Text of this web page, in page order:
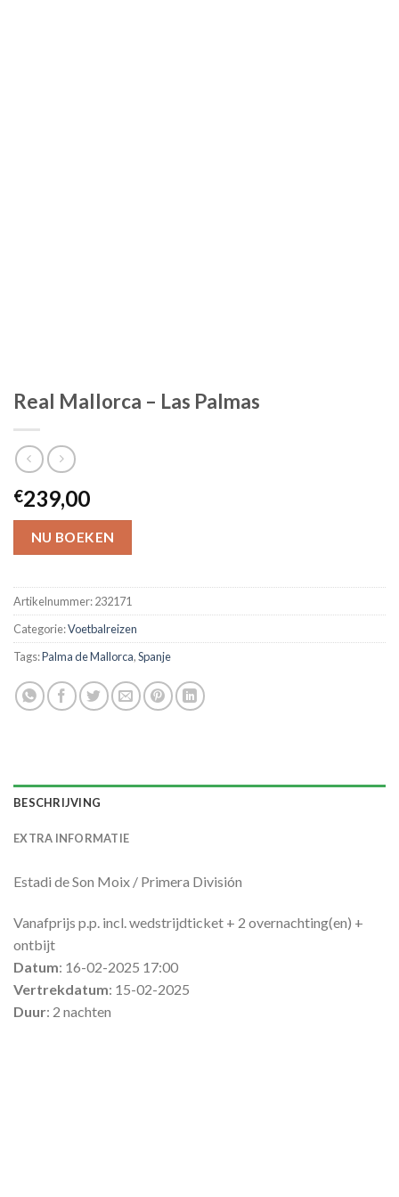
Real Mallorca – Las Palmas
€239,00
NU BOEKEN
Artikelnummer:232171
Categorie:Voetbalreizen
Tags:Palma de Mallorca,Spanje
BESCHRIJVING
EXTRA INFORMATIE
Estadi de Son Moix / Primera División
Vanafprijs p.p. incl. wedstrijdticket + 2 overnachting(en) +
ontbijt
Datum: 16-02-2025 17:00
Vertrekdatum: 15-02-2025
Duur: 2 nachten